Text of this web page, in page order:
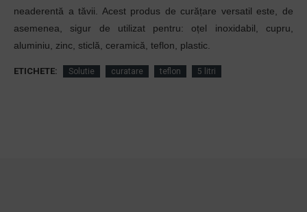
neaderentă a tăvii. Acest produs de curățare versatil este, de
asemenea, sigur de utilizat pentru: oțel inoxidabil, cupru,
aluminiu, zinc, sticlă, ceramică, teflon, plastic.
ETICHETE: Solutie curatare teflon 5 litri